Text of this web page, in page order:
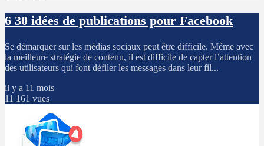
6 30 idées de publications pour Facebook
Se démarquer sur les médias sociaux peut être difficile. Même avec
la meilleure stratégie de contenu, il est difficile de capter l’attention
des utilisateurs qui font défiler les messages dans leur fil...
il y a 11 mois
11 161 vues